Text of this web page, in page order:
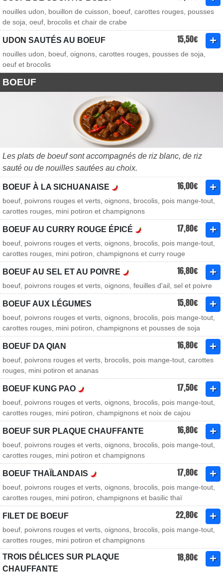
nouilles udon, bouillon de cuisson, boeuf, carottes rouges, pousses
de soja, oeuf, brocolis et chair de crabe
UDON SAUTÉS AU BOEUF 15,50€
nouilles udon, boeuf, oignons, carottes rouges, pousses de soja,
oeuf et brocolis
BOEUF
Les plats de boeuf sont accompagnés de riz blanc, de riz
sauté ou de nouilles sautées au choix.
BOEUF À LA SICHUANAISE 16,00€
boeuf, poivrons rouges et verts, oignons, brocolis, pois mange-tout,
carottes rouges, mini potiron et champignons
BOEUF AU CURRY ROUGE ÉPICÉ 17,80€
boeuf, poivrons rouges et verts, oignons, brocolis, pois mange-tout,
carottes rouges, mini potiron, champignons et curry rouge
BOEUF AU SEL ET AU POIVRE 16,80€
boeuf, poivrons rouges et verts, oignons, feuilles d'ail, sel et poivre
BOEUF AUX LÉGUMES 15,80€
boeuf, poivrons rouges et verts, oignons, brocolis, pois mange-tout,
carottes rouges, mini potiron, champignons et pousses de soja
BOEUF DA QIAN 16,80€
boeuf, poivrons rouges et verts, brocolis, pois mange-tout, carottes
rouges, mini potiron et ananas
BOEUF KUNG PAO 17,50€
boeuf, poivrons rouges et verts, oignons, brocolis, pois mange-tout,
carottes rouges, mini potiron, champignons et noix de cajou
BOEUF SUR PLAQUE CHAUFFANTE 16,80€
boeuf, poivrons rouges et verts, oignons, brocolis, pois mange-tout,
carottes rouges, mini potiron et champignons
BOEUF THAÏLANDAIS 17,80€
boeuf, poivrons rouges et verts, oignons, brocolis, pois mange-tout,
carottes rouges, mini potiron, champignons et basilic thaï
FILET DE BOEUF 22,80€
boeuf, poivrons rouges et verts, oignons, brocolis, pois mange-tout,
carottes rouges, mini potiron et champignons
TROIS DÉLICES SUR PLAQUE
CHAUFFANTE
18,80€